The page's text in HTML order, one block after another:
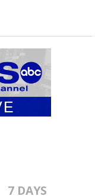
7 DAYS